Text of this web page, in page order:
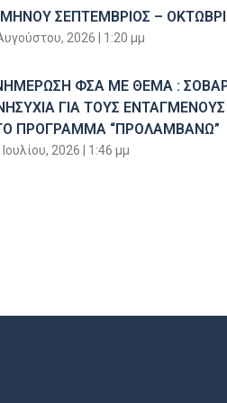
ΣΕΠΤΕΜΒΡΙΟΣ –
2026 1:20 μμ
ΦΣΑ ΜΕ ΘΕΜΑ :
ΓΙΑ ΤΟΥΣ ΕΝΤΑΓΜΕΝΟΥΣ
ΠΡΟΓΡΑΜΜΑ “ΠΡΟΛΑΜΒΑΝΩ”
Ιουλίου, 2026 1:46 μμ